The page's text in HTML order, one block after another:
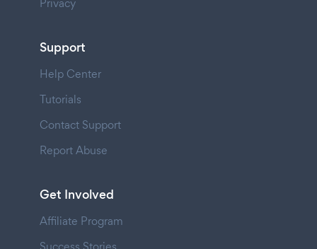
Privacy
Support
Help Center
Tutorials
Contact Support
Report Abuse
Get Involved
Affiliate Program